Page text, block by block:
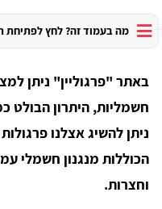
מה בעמוד זה? לחץ לפתיחת
באתר "פרגוליין" ניתן
חשמליות, היתרון הבולט
ניתן להשיג אצלנו
הכוללות מנגנון חשמלי
וחצרות.